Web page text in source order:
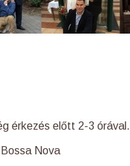
érkezés előtt 2-3 órával.
Nova